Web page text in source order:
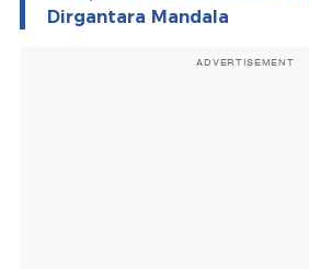
Dirgantara Mandala
ADVERTISEMENT